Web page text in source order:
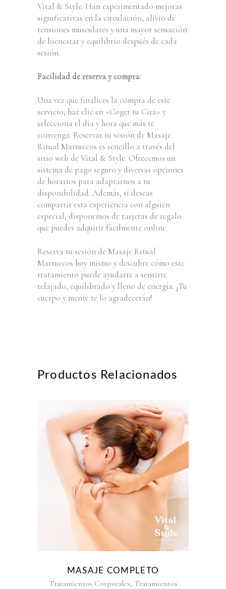
Vital & Style. Han experimentado mejoras
significativas en la circulación, alivio de
tensiones musculares y una mayor sensación
de bienestar y equilibrio después de cada
sesión.
Facilidad de reserva y compra:
Una vez que finalices la compra de este
servicio, haz clic en «Coger tu Cita» y
selecciona el día y hora que más te
convenga. Reservar tu sesión de Masaje
Ritual Marruecos es sencillo a través del
sitio web de Vital & Style. Ofrecemos un
sistema de pago seguro y diversas opciones
de horarios para adaptarnos a tu
disponibilidad. Además, si deseas
compartir esta experiencia con alguien
especial, disponemos de tarjetas de regalo
que puedes adquirir fácilmente online.
Reserva tu sesión de Masaje Ritual
Marruecos hoy mismo y descubre cómo este
tratamiento puede ayudarte a sentirte
relajado, equilibrado y lleno de energía. ¡Tu
cuerpo y mente te lo agradecerán!
Productos Relacionados
MASAJE COMPLETO
Tratamientos Corporales, Tratamientos